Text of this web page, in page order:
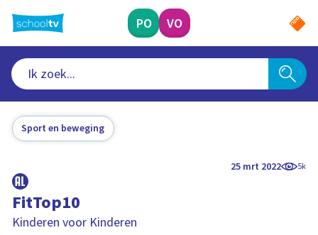
naar
hoofdinhoud
PO VO
Sport en beweging
25 mrt 2022 5k
FitTop10
Kinderen voor Kinderen